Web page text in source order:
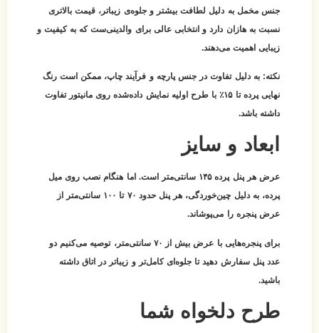
جنس مخمل به دلیل لطافت بیشتر و جلوه‌ی زیباتر، قیمت بالاتری
نسبت به هازان دارد و انتخابی عالی برای والدینی‌ست که به کیفیت و
زیبایی اهمیت می‌دهند.
نکته: به دلیل تفاوت در جنس پارچه و فرآیند چاپ، ممکن است رنگ
نهایی پرده تا ۱۵٪ با طرح اولیه نمایش داده‌شده روی مانیتور تفاوت
داشته باشد.
ابعاد و سایز
عرض هر پنل پرده ۱۴۵ سانتی‌متر است. اما هنگام نصب روی میل
پرده، به دلیل چین‌خوردگی، هر پنل حدود
۷۰ تا ۱۰۰ سانتی‌متر از
عرض پنجره را می‌پوشاند.
برای پنجره‌هایی با عرض بیش از ۷۰ سانتی‌متر، توصیه می‌کنیم
دو
عدد پنل سفارش دهید تا جلوه‌ای کامل‌تر و زیباتر در اتاق داشته
باشید.
طرح دلخواه شما